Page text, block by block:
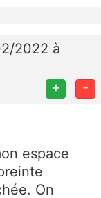
2022 à
+ -
espace
On